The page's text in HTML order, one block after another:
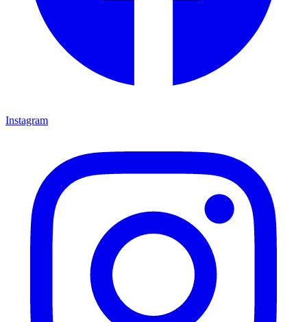
Instagram